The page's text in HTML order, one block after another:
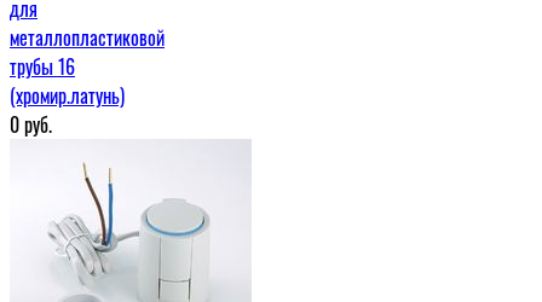
для
металлопластиковой
трубы 16
(хромир.латунь)
0руб.